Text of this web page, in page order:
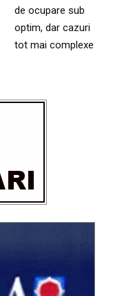
de ocupare sub
optim, dar cazuri
tot mai complexe